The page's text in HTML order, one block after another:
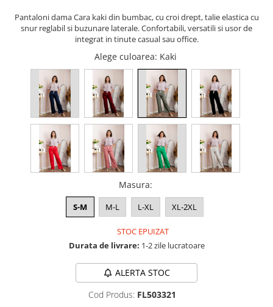
Pantaloni dama Cara kaki din bumbac, cu croi drept, talie elastica cu
snur reglabil si buzunare laterale. Confortabili, versatili si usor de
integrat in tinute casual sau office.
Alege culoarea: Kaki
Masura:
S-M M-L L-XL XL-2XL
STOC EPUIZAT
Durata de livrare: 1-2 zile lucratoare
ALERTA STOC
Cod Produs: FL503321